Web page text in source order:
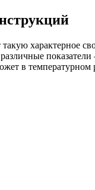
характерное
в